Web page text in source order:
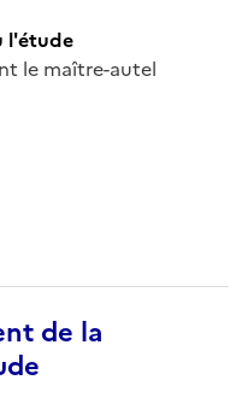
l'étude
le maître-autel
de la